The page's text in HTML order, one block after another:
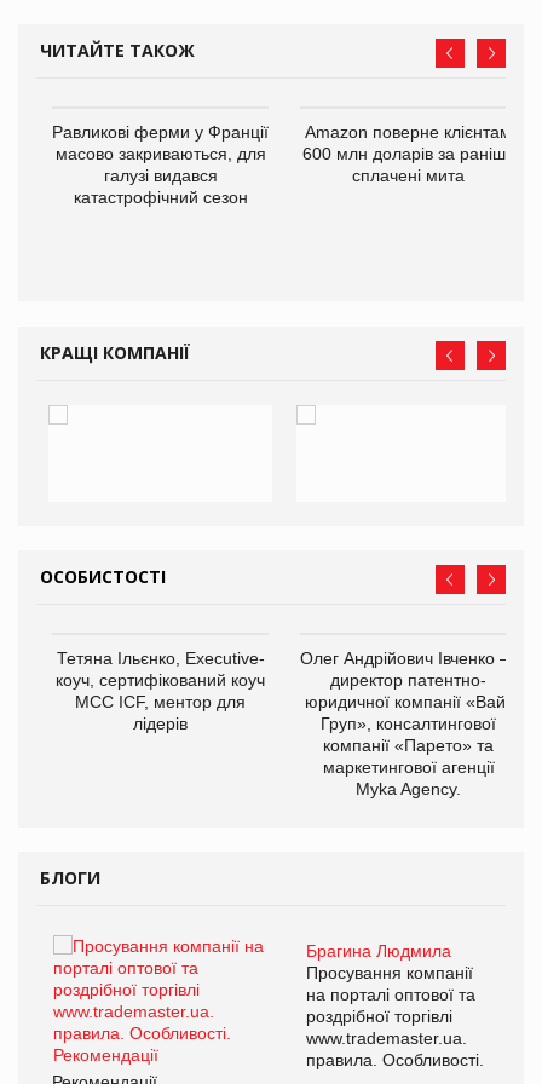
ЧИТАЙТЕ ТАКОЖ
Равликові ферми у Франції
масово закриваються, для
галузі видався
катастрофічний сезон
Amazon поверне клієнтам
600 млн доларів за раніше
сплачені мита
КРАЩІ КОМПАНІЇ
ОСОБИСТОСТІ
Тетяна Ільєнко, Executive-
коуч, сертифікований коуч
МСС ICF, ментор для
лідерів
Олег Андрійович Івченко —
директор патентно-
юридичної компанії «Вайз
Груп», консалтингової
компанії «Парето» та
маркетингової агенції
Myka Agency.
БЛОГИ
Брагина Людмила
Просування компанії
на порталі оптової та
роздрібної торгівлі
www.trademaster.ua.
правила. Особливості.